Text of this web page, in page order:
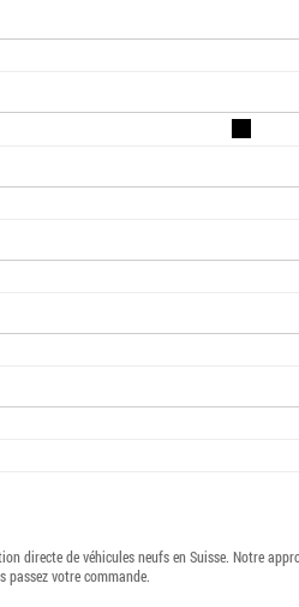
directe de véhicules neufs en Suisse. Notre
passez votre commande.